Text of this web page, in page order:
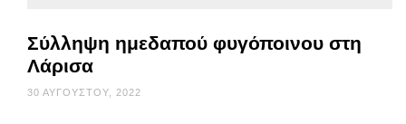
Σύλληψη ημεδαπού φυγόποινου στη
Λάρισα
30 ΑΥΓΟΎΣΤΟΥ, 2022